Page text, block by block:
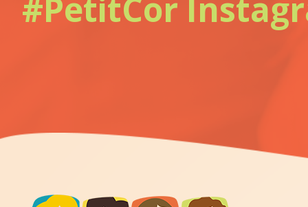
#PetitCor